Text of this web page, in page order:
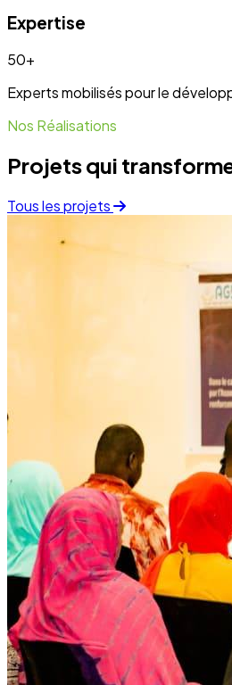
Développent
Ateliers communautaires
Lire la suite